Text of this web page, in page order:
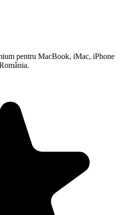
pentru MacBook, iMac, iPhone